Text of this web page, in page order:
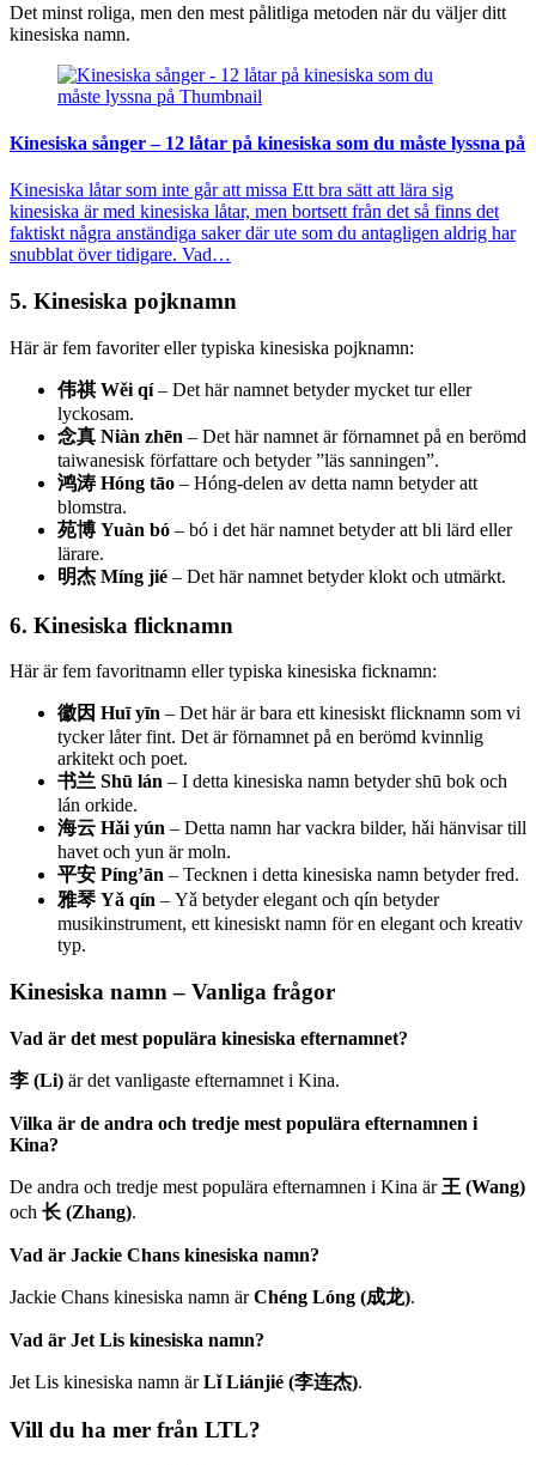
Det minst roliga, men den mest pålitliga metoden när du väljer ditt
kinesiska namn.
Kinesiska sånger – 12 låtar på kinesiska som du måste lyssna på
Kinesiska låtar som inte går att missa Ett bra sätt att lära sig
kinesiska är med kinesiska låtar, men bortsett från det så finns det
faktiskt några anständiga saker där ute som du antagligen aldrig har
snubblat över tidigare. Vad…
5. Kinesiska pojknamn
Här är fem favoriter eller typiska kinesiska pojknamn:
伟祺 Wěi qí– Det här namnet betyder mycket tur eller
lyckosam.
念真 Niàn zhēn – Det här namnet är förnamnet på en berömd
taiwanesisk författare och betyder ”läs sanningen”.
鸿涛 Hóng tāo – Hóng-delen av detta namn betyder att
blomstra.
苑博 Yuàn bó – bó i det här namnet betyder att bli lärd eller
lärare.
明杰 Míng jié – Det här namnet betyder klokt och utmärkt.
6. Kinesiska flicknamn
Här är fem favoritnamn eller typiska kinesiska ficknamn:
徽因 Huī yīn – Det här är bara ett kinesiskt flicknamn som vi
tycker låter fint. Det är förnamnet på en berömd kvinnlig
arkitekt och poet.
书兰 Shū lán – I detta kinesiska namn betyder shū bok och
lán orkide.
海云 Hǎi yún – Detta namn har vackra bilder, hǎi hänvisar till
havet och yun är moln.
平安 Píng’ān – Tecknen i detta kinesiska namn betyder fred.
雅琴 Yǎ qín – Yǎ betyder elegant och qín betyder
musikinstrument, ett kinesiskt namn för en elegant och kreativ
typ.
Kinesiska namn – Vanliga frågor
Vad är det mest populära kinesiska efternamnet?
李 (Li) är det vanligaste efternamnet i Kina.
Vilka är de andra och tredje mest populära efternamnen i
Kina?
De andra och tredje mest populära efternamnen i Kina är 王 (Wang)
och 长 (Zhang).
Vad är Jackie Chans kinesiska namn?
Jackie Chans kinesiska namn ärChéng Lóng (成龙).
Vad är Jet Lis kinesiska namn?
Jet Lis kinesiska namn ärLǐ Liánjié (李连杰).
Vill du ha mer från LTL?